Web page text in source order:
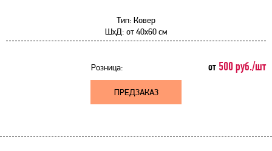
Тип: Ковер
ШхД: от40x60 см
Розница: от 500 руб./шт
ПРЕДЗАКАЗ